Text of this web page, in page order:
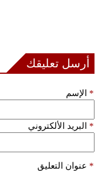
أرسل تعليقك
الإسم *
البريد الألكتروني *
عنوان التعليق *